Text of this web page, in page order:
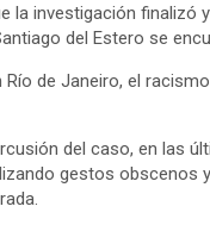
la investigación finalizó
del Estero se
Río de Janeiro, el
del caso, en las
gestos obscenos